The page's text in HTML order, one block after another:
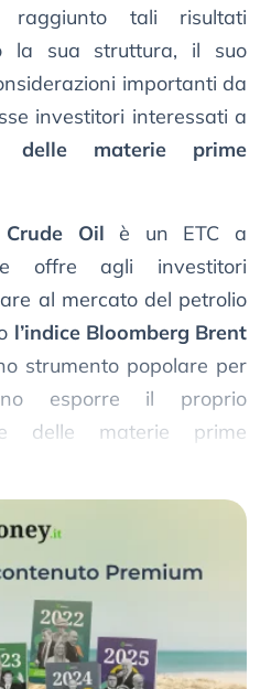
tali risultati
la sua struttura, il suo
importanti da
investitori interessati a
delle materie prime
Oil è un ETC a
offre agli investitori
al mercato del petrolio
l’indice Bloomberg Brent
strumento popolare per
esporre il proprio
delle materie prime